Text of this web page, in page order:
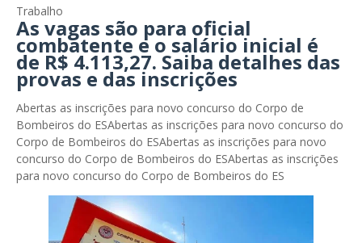
Trabalho
As vagas são para oficial
combatente e o salário inicial é
de R$ 4.113,27. Saiba detalhes das
provas e das inscrições
Abertas as inscrições para novo concurso do Corpo de
Bombeiros do ESAbertas as inscrições para novo concurso do
Corpo de Bombeiros do ESAbertas as inscrições para novo
concurso do Corpo de Bombeiros do ESAbertas as inscrições
para novo concurso do Corpo de Bombeiros do ES